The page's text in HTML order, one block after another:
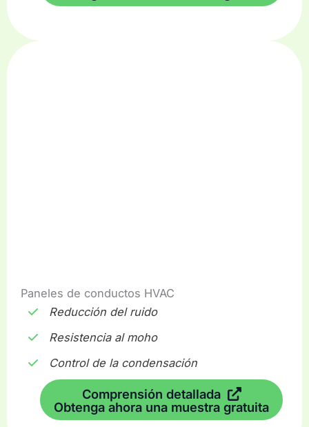
Paneles de conductos HVAC
Reducción del ruido
Resistencia al moho
Control de la condensación
Comprensión detallada
Obtenga ahora una muestra gratuita